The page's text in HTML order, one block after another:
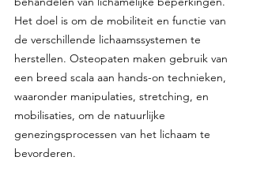
Het doel is om de mobiliteit en functie van
de verschillende lichaamssystemen te
herstellen. Osteopaten maken gebruik van
een breed scala aan hands-on technieken,
waaronder manipulaties, stretching, en
mobilisaties, om de natuurlijke
genezingsprocessen van het lichaam te
bevorderen.